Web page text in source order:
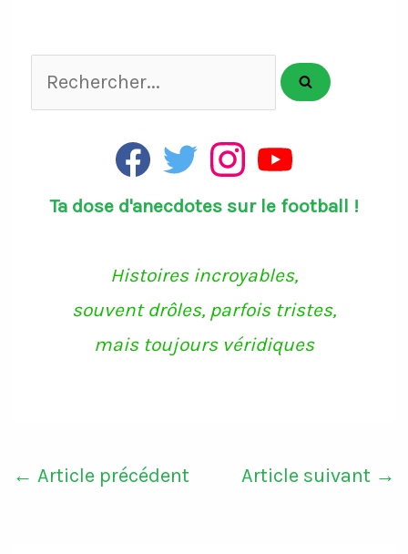
Rechercher...
F
a
e
w
t
I
n
t
m
Y
T
Ta dose d'anecdotes sur le football !
Histoires incroyables,
souvent drôles, parfois tristes,
mais toujours véridiques
← Article précédent Article suivant →